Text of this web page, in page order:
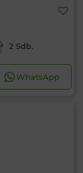
2 Sdb.
WhatsApp